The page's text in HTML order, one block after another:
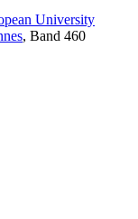
University
, Band 460